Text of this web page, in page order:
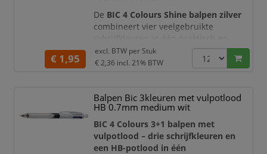
De BIC 4 Colours Shine balpen zilver
combineert vier veelgebruikte
schrijfkleuren in één praktisch en
opvallend schrijfinstrument. Met de
afzonderlijke drukknoppen wisselt u
altijd de juiste kleur bij de hand voor
notities, correcties, kleurcodering en
planningen.
De glanzende zilve
€ 1,95
excl. BTW per Stuk
€ 2,36 incl. 21% BTW
Balpen Bic 3kleuren met vulpotlood
HB 0.7mm medium wit
BIC 4 Colours 3+1 balpen met
vulpotlood – drie schrijfkleuren en
een HB-potlood in één